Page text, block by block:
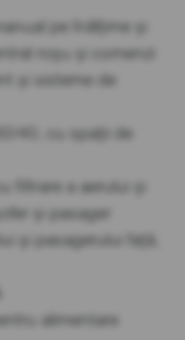
pe înălțime și
roșu și comenzi
și sisteme de
40, cu spații de
filtrare a aerului și
și pasager
și pasagerului față,
alimentare